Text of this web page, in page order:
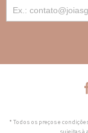
* Todos os preços e
sujeitas à